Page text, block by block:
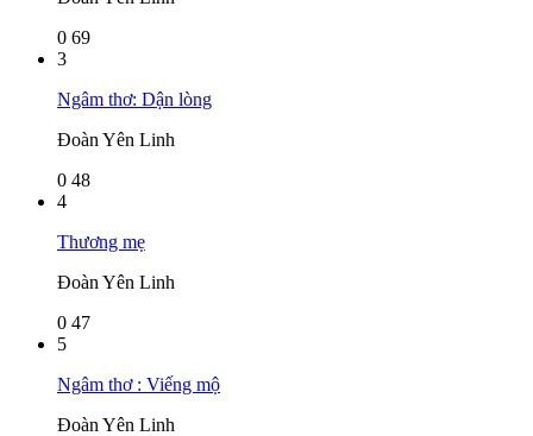
0 69
3
Ngâm thơ: Dận lòng
Đoàn Yên Linh
0 48
4
Thương mẹ
Đoàn Yên Linh
0 47
5
Ngâm thơ : Viếng mộ
Đoàn Yên Linh